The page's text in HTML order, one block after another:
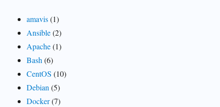
amavis(1)
Ansible(2)
Apache(1)
Bash (6)
CentOS (10)
Debian (5)
Docker(7)